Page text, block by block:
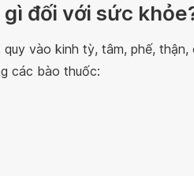
đối với sức
vào kinh tỳ, tâm, phế,
các bào thuốc: